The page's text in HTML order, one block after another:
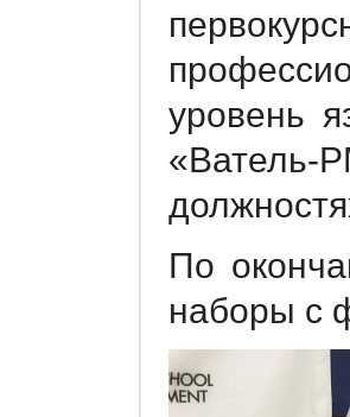
уровень
По
наборы с